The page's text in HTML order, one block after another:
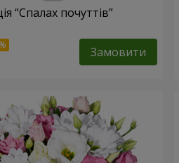
“Спалах почуттів”
Замовити